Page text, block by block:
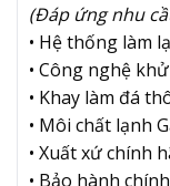
(Đáp ứng nhu
• Hệ thống làm
• Công nghệ
• Khay làm đá
• Môi chất lạnh
• Xuất xứ chính
• Bảo hành